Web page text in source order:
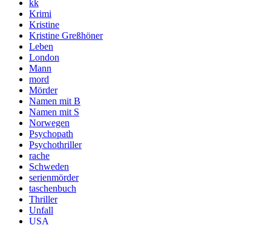
kk
Krimi
Kristine
Kristine Greßhöner
Leben
London
Mann
mord
Mörder
Namen mit B
Namen mit S
Norwegen
Psychopath
Psychothriller
rache
Schweden
serienmörder
taschenbuch
Thriller
Unfall
USA